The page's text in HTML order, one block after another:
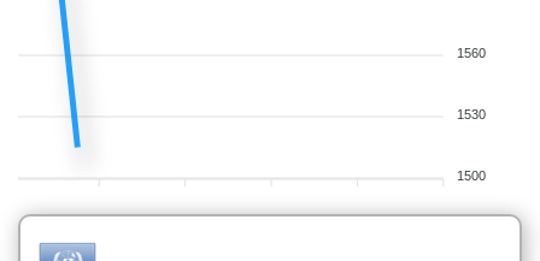
1560
1530
1500